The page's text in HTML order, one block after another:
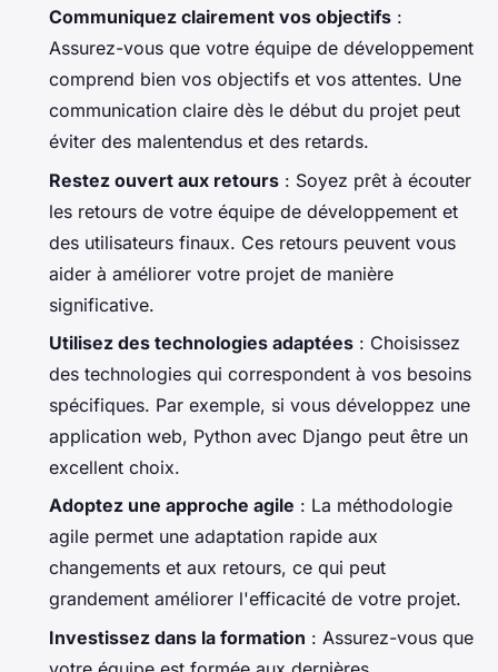
Communiquez clairement vos objectifs :
Assurez-vous que votre équipe de développement
comprend bien vos objectifs et vos attentes. Une
communication claire dès le début du projet peut
éviter des malentendus et des retards.
Restez ouvert aux retours : Soyez prêt à écouter
les retours de votre équipe de développement et
des utilisateurs finaux. Ces retours peuvent vous
aider à améliorer votre projet de manière
significative.
Utilisez des technologies adaptées : Choisissez
des technologies qui correspondent à vos besoins
spécifiques. Par exemple, si vous développez une
application web, Python avec Django peut être un
excellent choix.
Adoptez une approche agile : La méthodologie
agile permet une adaptation rapide aux
changements et aux retours, ce qui peut
grandement améliorer l'efficacité de votre projet.
Investissez dans la formation : Assurez-vous que